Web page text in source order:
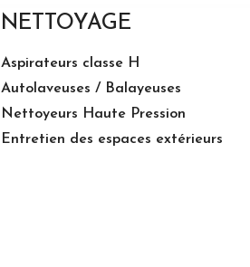
NETTOYAGE
Aspirateurs classe H
Autolaveuses / Balayeuses
Nettoyeurs Haute Pression
Entretien des espaces extérieurs